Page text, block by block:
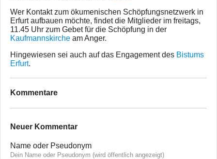
Wer Kontakt zum ökumenischen Schöpfungsnetzwerk in
Erfurt aufbauen möchte, findet die Mitglieder im freitags,
11.45 Uhr zum Gebet für die Schöpfung in der
Kaufmannskirche am Anger.
Hingewiesen sei auch auf das Engagement des Bistums
Erfurt.
Kommentare
Neuer Kommentar
Name oder Pseudonym
Dein Name oder Pseudonym (wird öffentlich angezeigt)